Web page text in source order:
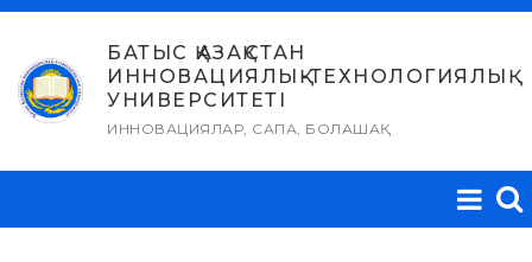
Skip
content
БАТЫС ҚАЗАҚСТАН
ИННОВАЦИЯЛЫҚ-ТЕХНОЛОГИЯЛЫҚ
УНИВЕРСИТЕТІ
ИННОВАЦИЯЛАР, САПА, БОЛАШАҚ